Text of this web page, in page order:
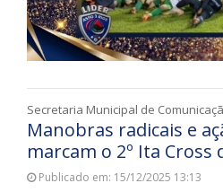
Secretaria Municipal de
Manobras radicais e
marcam o 2º Ita Cross
Publicado em: 15/12/2025 13:13